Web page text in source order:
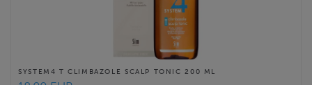
SYSTEM4 T CLIMBAZOLE SCALP TONIC 200 ML